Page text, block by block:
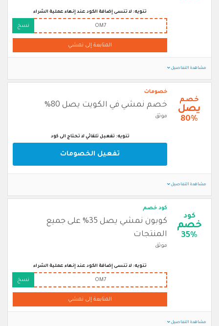
تنويه: لا تنسى إضافة الكود عند إنهاء عملية الشراء
OM7 نسخ
المتابعة إلى نمشي
مشاهدة التفاصيل
خصم
يصل
80%
خصومات
خصم نمشي في الكويت يصل 80%
موثق
تنويه: تفعيل تلقائي لا تحتاج الى كود
تفعيل الخصومات
مشاهدة التفاصيل
كود
خصم
35%
كود خصم
كوبون نمشي يصل 35% على جميع
المنتجات
موثق
تنويه: لا تنسى إضافة الكود عند إنهاء عملية الشراء
OM7 نسخ
المتابعة إلى نمشي
مشاهدة التفاصيل